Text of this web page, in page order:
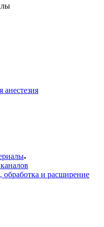
обработка и расширение